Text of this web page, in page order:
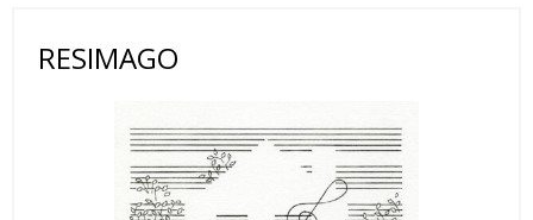
RESIMAGO